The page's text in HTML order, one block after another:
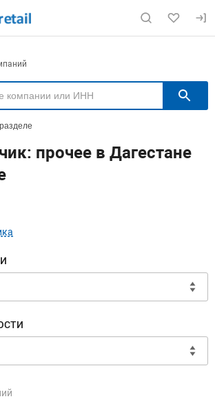
по сайту fishretail.ru
компаниям
прочее в Дагестане